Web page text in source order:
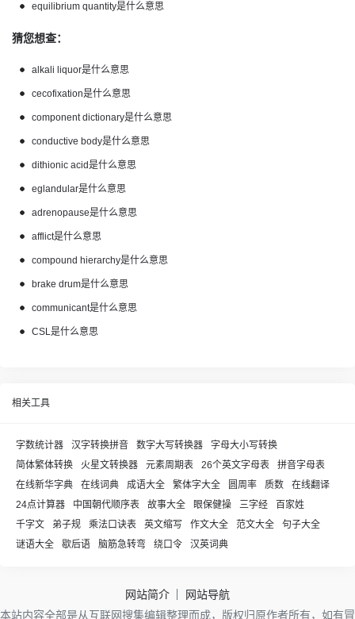
equilibrium quantity是什么意思
猜您想查：
alkali liquor是什么意思
cecofixation是什么意思
component dictionary是什么意思
conductive body是什么意思
dithionic acid是什么意思
eglandular是什么意思
adrenopause是什么意思
afflict是什么意思
compound hierarchy是什么意思
brake drum是什么意思
communicant是什么意思
CSL是什么意思
相关工具
字数统计器 汉字转换拼音 数字大写转换器
字母大小写转换
简体繁体转换
火星文转换器 元素周期表 26个英文字母表
拼音字母表
在线新华字典
在线词典 成语大全 繁体字大全 圆周率 质数
在线翻译
24点计算器
中国朝代顺序表 故事大全 眼保健操 三字经
百家姓
千字文
弟子规 乘法口诀表 英文缩写 作文大全 范文大全
句子大全
谜语大全
歇后语 脑筋急转弯 绕口令 汉英词典
网站简介
网站导航
本站内容全部是从互联网搜集编辑整理而成，版权归原作者所有，如有冒